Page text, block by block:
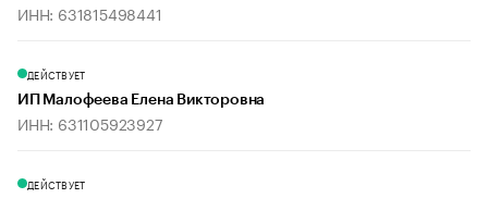
ИНН: 631815498441
ДЕЙСТВУЕТ
ИП Малофеева Елена Викторовна
ИНН: 631105923927
ДЕЙСТВУЕТ